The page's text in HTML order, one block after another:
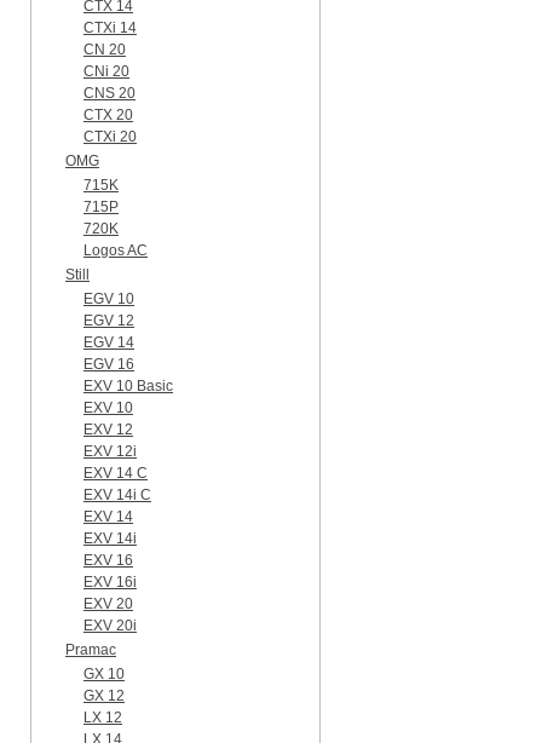
CTX 14
CTXi 14
CN 20
CNi 20
CNS 20
CTX 20
CTXi 20
OMG
715K
715P
720K
Logos AC
Still
EGV 10
EGV 12
EGV 14
EGV 16
EXV 10 Basic
EXV 10
EXV 12
EXV 12i
EXV 14 C
EXV 14i C
EXV 14
EXV 14i
EXV 16
EXV 16i
EXV 20
EXV 20i
Pramac
GX 10
GX 12
LX 12
LX 14